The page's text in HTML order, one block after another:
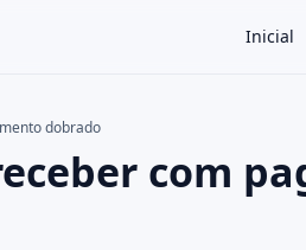
Inicial
dobrado
com